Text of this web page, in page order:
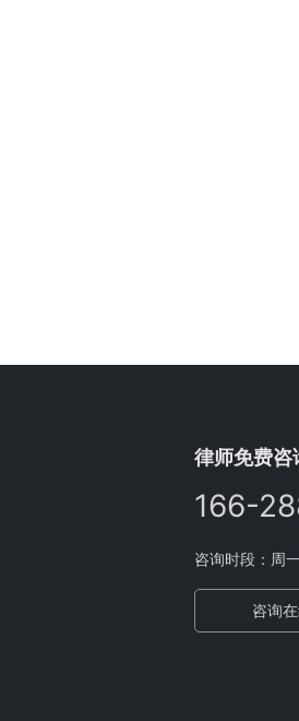
律师免费咨
166-
咨询时段：周
咨询